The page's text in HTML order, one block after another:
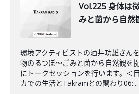
Vol.225 身体は
みと菌から自然
環境アクティビストの酒井功雄さん
物のるつぼ〜ごみと菌から自然観を
にトークセッションを行います。＜
カでの生活とTakramとの関わり06:...